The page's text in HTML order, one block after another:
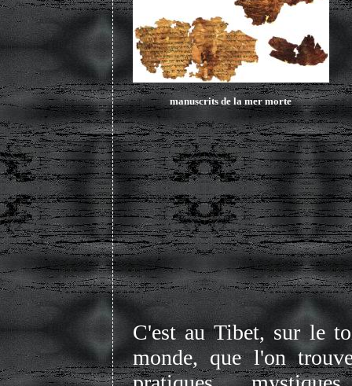
manuscrits de la mer morte
C'est au Tibet, sur le
monde, que l'on